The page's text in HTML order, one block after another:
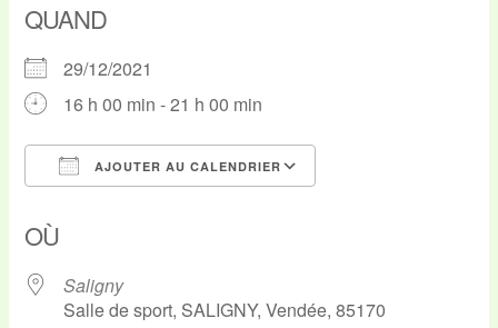
QUAND
29/12/2021
16 h 00 min - 21 h 00 min
AJOUTER AU CALENDRIER
OÙ
Saligny
Salle de sport, SALIGNY, Vendée, 85170